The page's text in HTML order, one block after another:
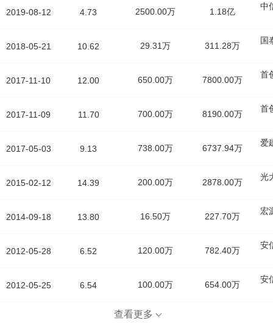
2019-08-12
2018-05-21
2017-11-10
2017-11-09
2017-05-03
2015-02-12
2014-09-18
2012-05-28
2012-05-25
4.73 2500.00万 1.18亿
中
10.62 29.31万 311.28万
国
12.00 650.00万 7800.00万
首
11.70 700.00万 8190.00万
首
9.13 738.00万 6737.94万
爱
14.39 200.00万 2878.00万
光
13.80 16.50万 227.70万
宏
6.52 120.00万 782.40万
安
6.54 100.00万 654.00万
安
查看更多